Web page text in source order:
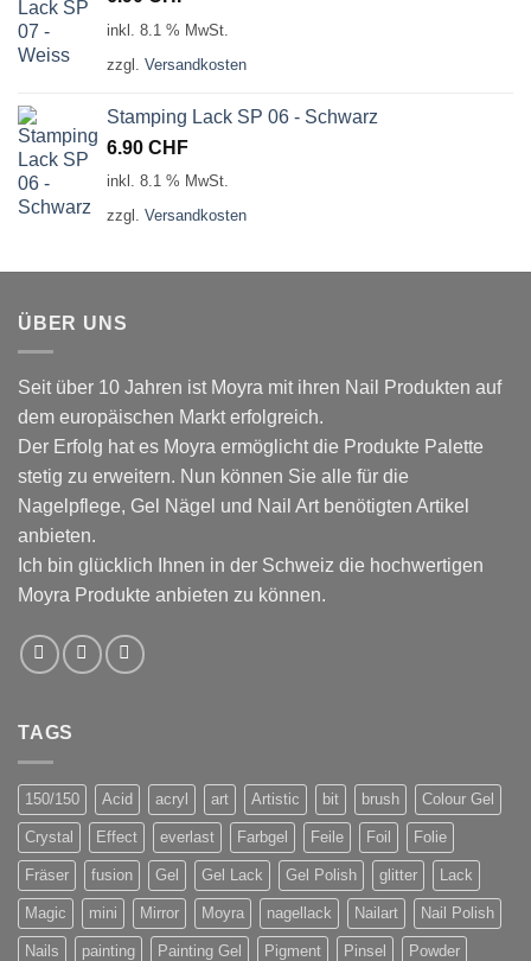
inkl. 8.1 % MwSt.
zzgl. Versandkosten
Stamping Lack SP 06 - Schwarz
6.90 CHF
inkl. 8.1 % MwSt.
zzgl. Versandkosten
ÜBER UNS
Seit über 10 Jahren ist Moyra mit ihren Nail Produkten auf
dem europäischen Markt erfolgreich.
Der Erfolg hat es Moyra ermöglicht die Produkte Palette
stetig zu erweitern. Nun können Sie alle für die
Nagelpflege, Gel Nägel und Nail Art benötigten Artikel
anbieten.
Ich bin glücklich Ihnen in der Schweiz die hochwertigen
Moyra Produkte anbieten zu können.
TAGS
150/150 Acid acryl art Artistic bit brush Colour Gel
Crystal Effect everlast Farbgel Feile Foil Folie
Fräser fusion Gel Gel Lack Gel Polish glitter Lack
Magic mini Mirror Moyra nagellack Nailart Nail Polish
Nails painting Painting Gel Pigment Pinsel Powder